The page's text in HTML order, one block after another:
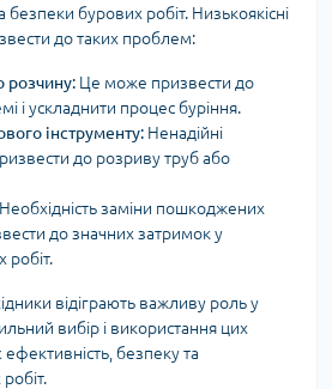
безпеки бурових робіт. Низькоякісні
до таких проблем:
розчину: Це може призвести до
і ускладнити процес буріння.
інструменту: Ненадійні
до розриву труб або
Необхідність заміни пошкоджених
до значних затримок у
робіт.
відіграють важливу роль у
вибір і використання цих
безпеку та